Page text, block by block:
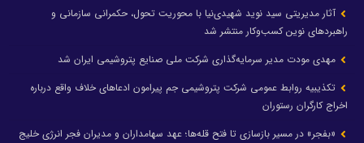
آثار مدیریتی سید نوید شهیدی‌نیا با محوریت تحول، حکمرانی سازمانی و
راهبردهای نوین کسب‌وکار منتشر شد
مهدی مودت مدیر سرمایه‌گذاری شرکت ملی صنایع پتروشیمی ایران شد
تکذیبیه روابط عمومی شرکت پتروشیمی جم پیرامون ادعاهای خلاف واقع درباره
اخراج کارگران رستوران
«بفجر» در مسیر بازسازی تا فتح قله‌ها؛ عهد سهامداران و مدیران فجر انرژی خلیج